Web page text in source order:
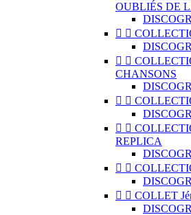
OUBLIÉS DE
 
 
CHANSONS
 
 
REPLICA
 
  COLLET